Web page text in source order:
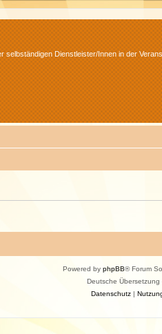
selbständigen Dienstleister/Innen in der
Powered by phpBB® Forum
Deutsche Übersetzung
Datenschutz|